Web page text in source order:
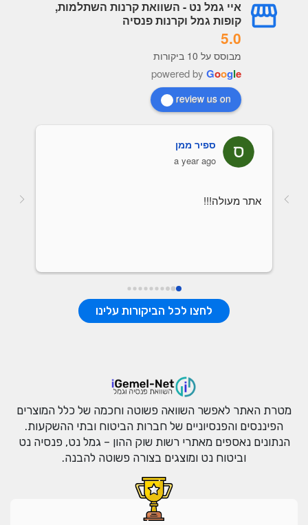
איי גמל נט - השוואת קרנות השתלמות,
קופות גמל וקרנות פנסיה
5.0
מבוסס על 10 ביקורות
powered by Google
review us on
ספיר ממן
a year ago
אתר מעולה!!!
לחצו לכל הביקורות עלינו
מטרת האתר לאפשר השוואה פשוטה וחכמה של כלל המוצרים
הפיננסים והפנסיוניים של חברות הביטוח ובתי ההשקעות.
הנתונים נאספים מאתרי רשות שוק ההון – גמל נט, פנסיה נט
וביטוח נט ומוצגים בצורה פשוטה להבנה.